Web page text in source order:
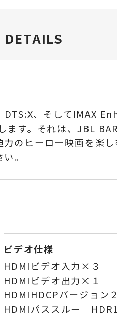
、そしてIMAX
す。それは、JBL
のヒーロー映画を楽
。
ビデオ仕様
HDMIビデオ入力×３
HDMIビデオ出力×１
HDMIHDCPバージョン
HDMIパススルー